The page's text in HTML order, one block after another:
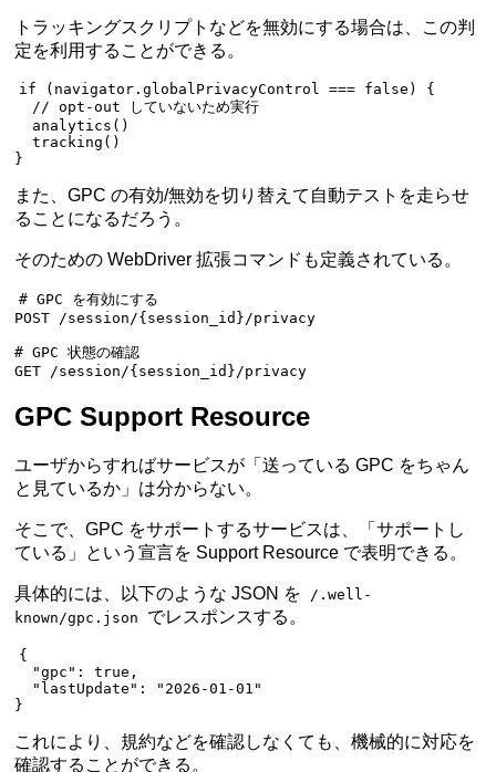
トラッキングスクリプトなどを無効にする場合は、この判
定を利用することができる。
if (navigator.globalPrivacyControl === false ) {
  // opt-out していないため実行
  analytics
()
  tracking
()
}
また、GPC の有効/無効を切り替えて自動テストを走らせ
ることになるだろう。
そのための WebDriver 拡張コマンドも定義されている。
# GPC を有効にする
POST /session/{session_id}/privacy
# GPC 状態の確認
GET /session/{session_id}/privacy
GPC Support Resource
ユーザからすればサービスが「送っている GPC をちゃん
と見ているか」は分からない。
そこで、GPC をサポートするサービスは、「サポートし
ている」という宣言を Support Resource で表明できる。
具体的には、以下のような JSON を
/.well-
known/gpc.json
でレスポンスする。
{
  "gpc"
: true ,
  "lastUpdate"
:
"2026-01-01"
}
これにより、規約などを確認しなくても、機械的に対応を
確認することができる。